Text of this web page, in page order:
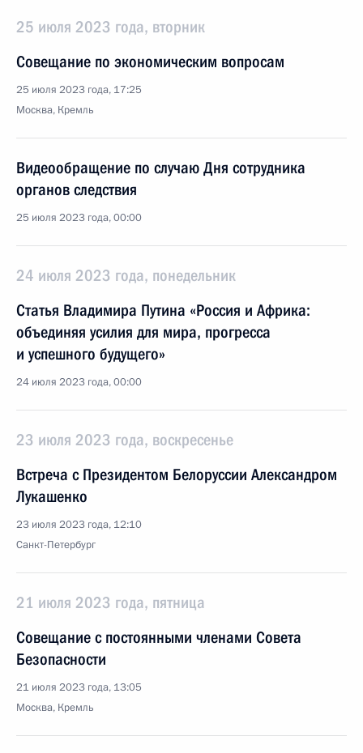
25 июля 2023 года, вторник
Совещание по экономическим вопросам
25 июля 2023 года, 17:25
Москва, Кремль
Видеообращение по случаю Дня сотрудника
органов следствия
25 июля 2023 года, 00:00
24 июля 2023 года, понедельник
Статья Владимира Путина «Россия и Африка:
объединяя усилия для мира, прогресса
и успешного будущего»
24 июля 2023 года, 00:00
23 июля 2023 года, воскресенье
Встреча с Президентом Белоруссии Александром
Лукашенко
23 июля 2023 года, 12:10
Санкт-Петербург
21 июля 2023 года, пятница
Совещание с постоянными членами Совета
Безопасности
21 июля 2023 года, 13:05
Москва, Кремль